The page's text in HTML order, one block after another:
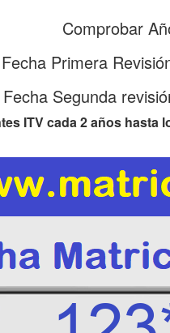
Comprobar
Fecha Primera
Fecha Segunda
ITV cada 2 años hasta